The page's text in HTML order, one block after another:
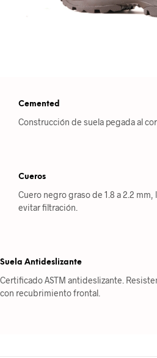
Cemented
Construcción de suela pegada al
Cueros
Cuero negro graso de 1.8 a 2.2
evitar filtración.
Suela Antideslizante
Certificado ASTM antideslizante.
con recubrimiento frontal.